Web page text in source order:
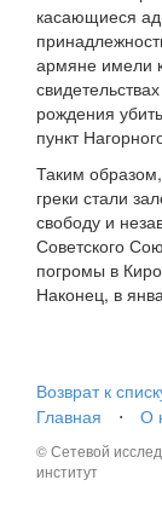
касающиеся
армяне имели
рождения
пункт
Таким
греки стали
свободу и
Советского
погромы в
Наконец, в
Возврат к
Главная
⋅ О
© Сетевой
институт